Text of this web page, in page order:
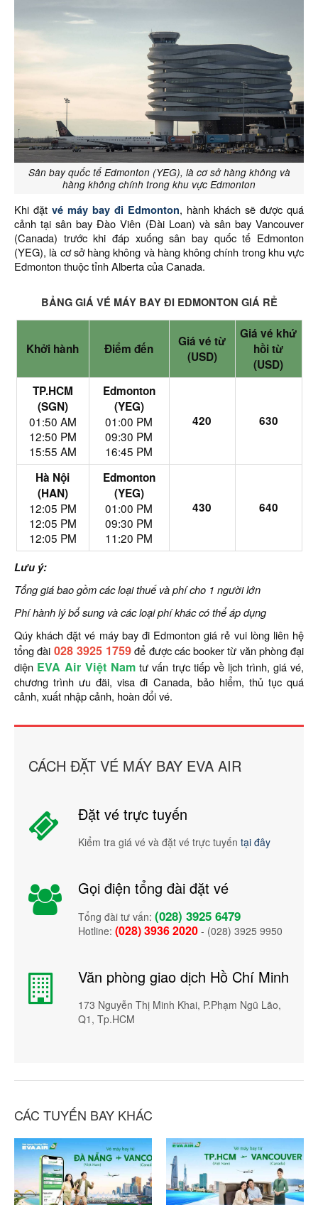
Sân bay quốc tế Edmonton (YEG), là cơ sở hàng không và
hàng không chính trong khu vực Edmonton
Khi đặt vé máy bay đi Edmonton, hành khách sẽ được quá
cảnh tại sân bay Đào Viên (Đài Loan) và sân bay Vancouver
(Canada) trước khi đáp xuống sân bay quốc tế Edmonton
(YEG), là cơ sở hàng không và hàng không chính trong khu vực
Edmonton thuộc tỉnh Alberta của Canada.
BẢNG GIÁ VÉ MÁY BAY ĐI EDMONTON GIÁ RẺ
Khởi hành Điểm đến
Giá vé từ
(USD)
Giá vé khứ
hồi từ
(USD)
TP.HCM
(SGN)
01:50 AM
12:50 PM
15:55 AM
Edmonton
(YEG)
01:00 PM
09:30 PM
16:45 PM
420 630
Hà Nội
(HAN)
12:05 PM
12:05 PM
12:05 PM
Edmonton
(YEG)
01:00 PM
09:30 PM
11:20 PM
430 640
Lưu ý:
Tổng giá bao gồm các loại thuế và phí cho 1 người lớn
Phí hành lý bổ sung và các loại phí khác có thể áp dụng
Qúy khách đặt vé máy bay đi Edmonton giá rẻ vui lòng liên hệ
tổng đài 028 3925 1759 để được các booker từ văn phòng đại
diện EVA Air Việt Nam tư vấn trực tiếp về lịch trình, giá vé,
chương trình ưu đãi, visa đi Canada, bảo hiểm, thủ tục quá
cảnh, xuất nhập cảnh, hoàn đổi vé.
CÁCH ĐẶT VÉ MÁY BAY EVA AIR
Đặt vé trực tuyến
Kiểm tra giá vé và đặt vé trực tuyến tại đây
Gọi điện tổng đài đặt vé
Tổng đài tư vấn: (028) 3925 6479
Hotline: (028) 3936 2020 - (028) 3925 9950
Văn phòng giao dịch Hồ Chí Minh
173 Nguyễn Thị Minh Khai, P.Phạm Ngũ Lão,
Q1, Tp.HCM
CÁC TUYẾN BAY KHÁC